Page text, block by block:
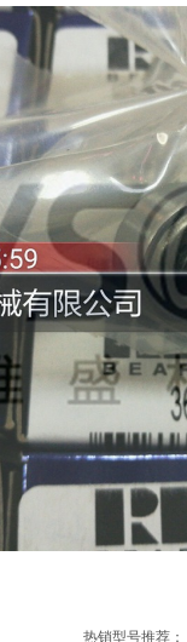
热销型号推荐：